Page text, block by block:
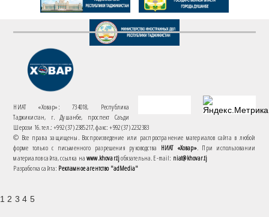
НИАТ «Ховар»: 734018, Республика
Таджикистан, г. Душанбе, проспект Саъди
Шерози 16. тел.: +992 (37) 2385217, факс: +992 (37) 2232383
© Все права защищены. Воспроизведение или распространение материалов сайта в любой
форме только с письменного разрешения руководства НИАТ «Ховар». При использовании
материалов сайта, ссылка наwww.khovar.tjобязательна. E-mail: niat@khovar.tj
Разработка сайта: Рекламное агентство "adMedia"
1 2 3 4 5